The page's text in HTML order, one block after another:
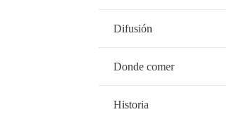
Difusión
Donde comer
Historia